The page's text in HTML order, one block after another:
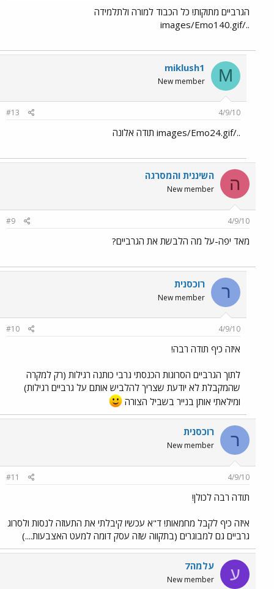
הגרביים מתוקות! כל הכבוד למורה ולתלמידה
../images/Emo140.gif
M
miklush1
New member
4/9/10
#13
../images/Emo24.gif תודה אלונה
ה השיננית והמסרגה
New member
4/9/10
#9
מאד יפה-על מה הלבשת את הגרביים?
ר רוכסנית
New member
4/9/10
#10
איזה כיף תודה רבה!
לתוך הגרביים הסרוגות הכנסתי גרבי כותנה רגילות (רק למקרה
שהמקבלת לא יודעת שצריך להלביש אותם על גרביים רגילות)
ומילאתי אותן בנייר בשביל הצורה
ר רוכסנית
New member
4/9/10
#11
תודה רבה לכולן!
איזה כיף לקבל מחמאות! ד"א עכשיו קיבלתי את התעוזה לנסות ולסרוג
גרביים גם למבוגרים (בתקווה שזה עסק דומה למעט האצבעות....)
ע עלמה7
New member